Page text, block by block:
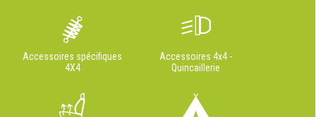
Accessoires spécifiques
4X4
Accessoires 4x4 -
Quincaillerie